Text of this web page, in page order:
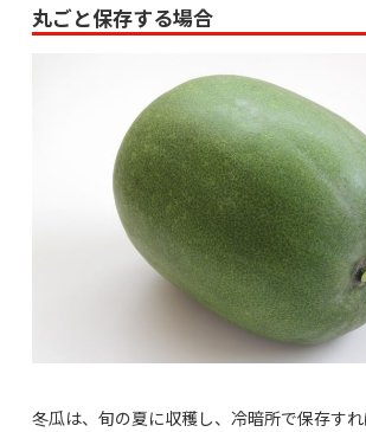
丸ごと保存する場合
冬瓜は、旬の夏に収穫し、冷暗所で保存す